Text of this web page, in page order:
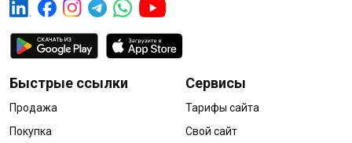
Быстрые ссылки
Продажа
Покупка
Сервисы
Тарифы сайта
Свой сайт